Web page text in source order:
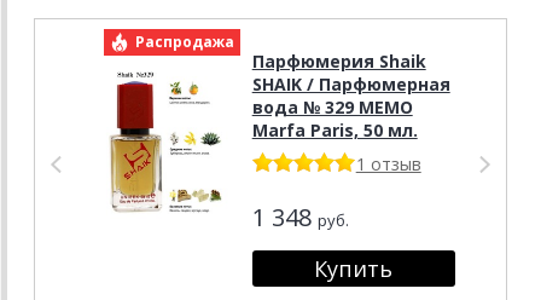
Распродажа
Парфюмерия Shaik
SHAIK / Парфюмерная
вода № 329 MEMO
Marfa Paris, 50 мл.
1 отзыв
1 348 руб.